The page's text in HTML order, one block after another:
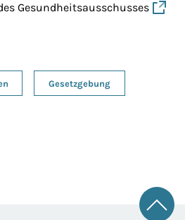
Gesundheitsausschusses
Gesetzgebung